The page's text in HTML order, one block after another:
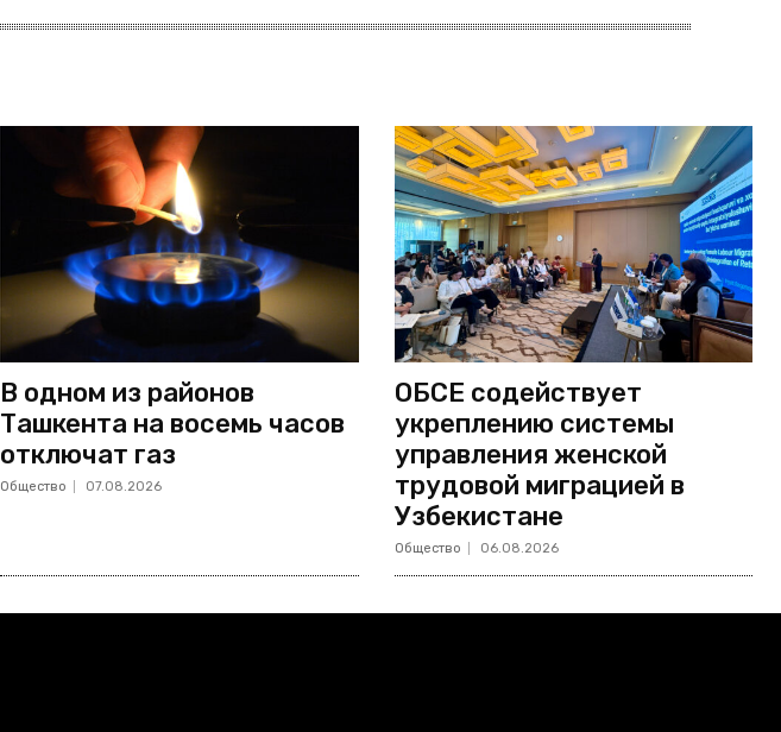
В одном из районов
Ташкента на восемь часов
отключат газ
Общество 07.08.2026
ОБСЕ содействует
укреплению системы
управления женской
трудовой миграцией в
Узбекистане
Общество 06.08.2026